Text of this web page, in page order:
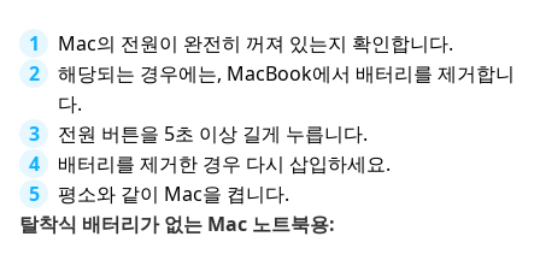
Mac의 전원이 완전히 꺼져 있는지 확인합니다.
해당되는 경우에는, MacBook에서 배터리를 제거합니
다.
전원 버튼을 5초 이상 길게 누릅니다.
배터리를 제거한 경우 다시 삽입하세요.
평소와 같이 Mac을 켭니다.
탈착식 배터리가 없는 Mac 노트북용: